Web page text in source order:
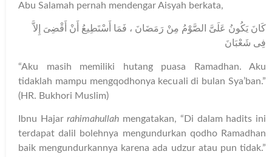
Abu Salamah pernah mendengar Aisyah berkata,
كَانَ يَكُونُ عَلَىَّ الصَّوْمُ مِنْ رَمَضَانَ ، فَمَا أَسْتَطِيعُ أَنْ أَقْضِىَ إِلاَّ
فِى شَعْبَانَ
“Aku masih memiliki hutang puasa Ramadhan. Aku
tidaklah mampu mengqodhonya kecuali di bulan Sya’ban.”
(HR. Bukhori Muslim)
Ibnu Hajarrahimahullah mengatakan, “Di dalam hadits ini
terdapat dalil bolehnya mengundurkan qodho Ramadhan
baik mengundurkannya karena ada udzur atau pun tidak.”